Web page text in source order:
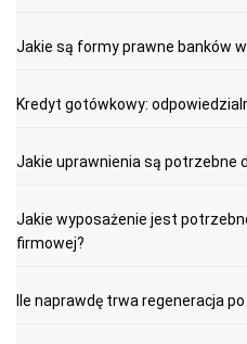
Jakie są formy prawne banków
Kredyt gotówkowy:
Jakie uprawnienia są potrzebne
Jakie wyposażenie jest
firmowej?
Ile naprawdę trwa regeneracja